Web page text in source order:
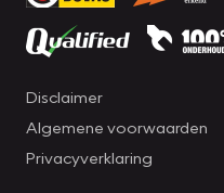
Disclaimer
Algemene voorwaarden
Privacyverklaring